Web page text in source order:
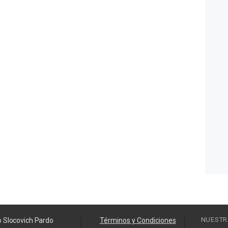
Slocovich Pardo Términos y Condiciones